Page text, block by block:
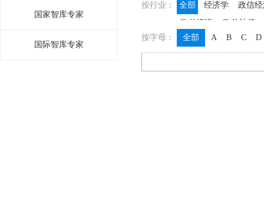
国家智库专家
国际智库专家
按行业： 全部 经济学
政信
政信咨询
政信法律
按字母：
全部 A B C D